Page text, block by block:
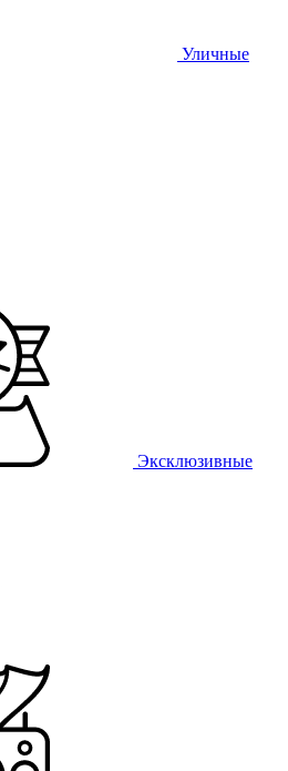
Уличные
Эксклюзивные